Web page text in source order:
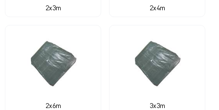
2x3m 2x4m
2x6m 3x3m